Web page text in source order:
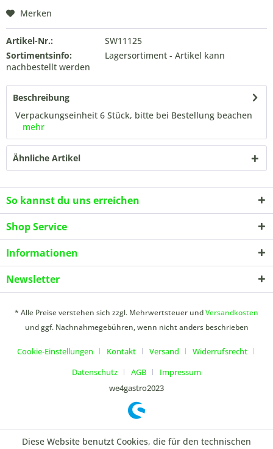
Merken
Artikel-Nr.:
SW11125
Sortimentsinfo:
Lagersortiment - Artikel kann
nachbestellt werden
Beschreibung
Verpackungseinheit 6 Stück, bitte bei Bestellung beachen
mehr
Ähnliche Artikel
So kannst du uns erreichen
Shop Service
Informationen
Newsletter
* Alle Preise verstehen sich zzgl. Mehrwertsteuer undVersandkosten
und ggf. Nachnahmegebühren, wenn nicht anders beschrieben
Cookie-Einstellungen Kontakt Versand
Widerrufsrecht
Datenschutz
AGB
Impressum
we4gastro2023
Diese Website benutzt Cookies, die für den technischen